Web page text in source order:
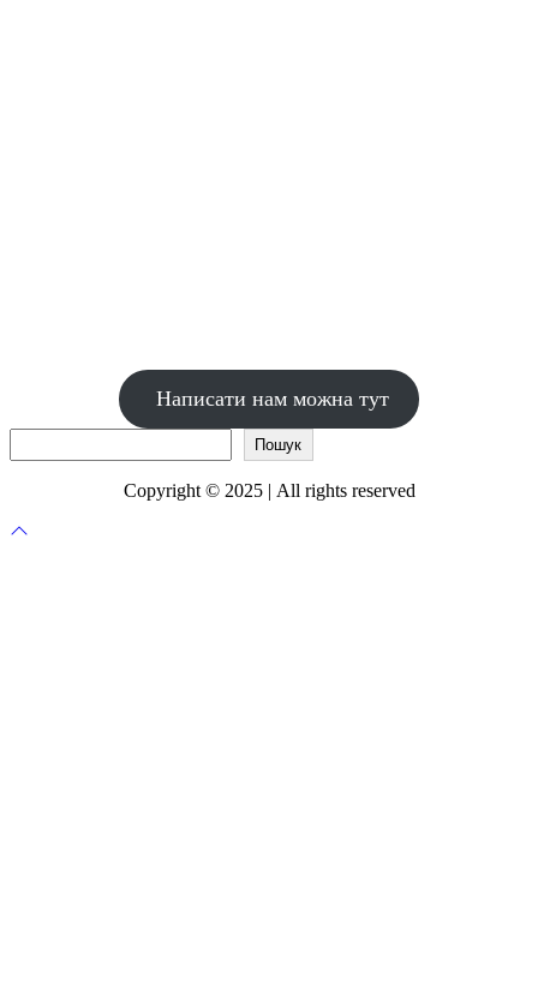
Написати нам можна тут
Пошук
Copyright © 2025 | All rights reserved
Прокрутка